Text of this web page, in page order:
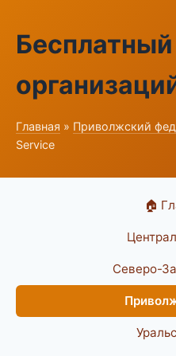
Бесплатный
Главная » Приволжский
Service
🏠
Северо-